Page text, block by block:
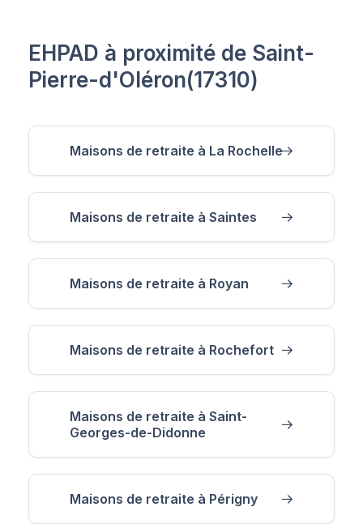
EHPAD à proximité de Saint-
Pierre-d'Oléron(17310)
Maisons de retraite à La Rochelle
Maisons de retraite à Saintes
Maisons de retraite à Royan
Maisons de retraite à Rochefort
Maisons de retraite à Saint-
Georges-de-Didonne
Maisons de retraite à Périgny